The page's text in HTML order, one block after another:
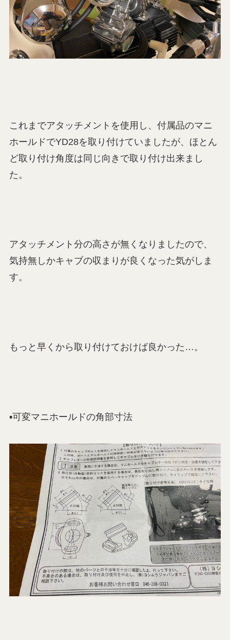
これまでアタッチメントを使用し、付属品のマニ
ホールドでYD28を取り付けていましたが、ほとん
ど取り付け角度は同じ向きで取り付け出来まし
た。
アタッチメント分の高さが無くなりましたので、
気持無しかキャブの収まりが良くなった気がしま
す。
もっと早くから取り付けておけば良かった…。
▪️可変マニホールドの角部寸法